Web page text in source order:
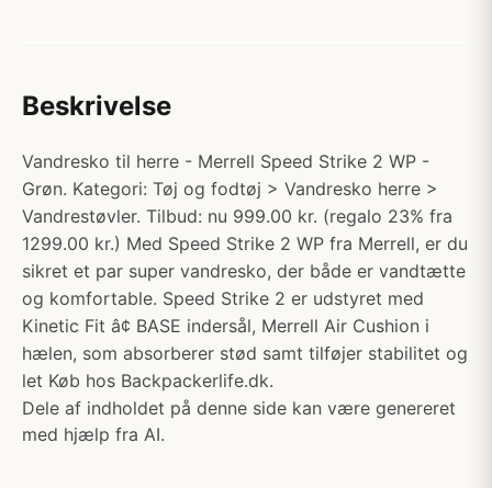
Beskrivelse
Vandresko til herre - Merrell Speed Strike 2 WP -
Grøn. Kategori: Tøj og fodtøj > Vandresko herre >
Vandrestøvler. Tilbud: nu 999.00 kr. (regalo 23% fra
1299.00 kr.) Med Speed Strike 2 WP fra Merrell, er du
sikret et par super vandresko, der både er vandtætte
og komfortable. Speed Strike 2 er udstyret med
Kinetic Fit â¢ BASE indersål, Merrell Air Cushion i
hælen, som absorberer stød samt tilføjer stabilitet og
let Køb hos Backpackerlife.dk.
Dele af indholdet på denne side kan være genereret
med hjælp fra AI.